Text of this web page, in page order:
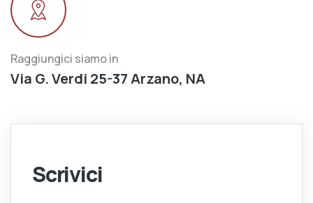
Raggiungici siamo in
Via G. Verdi 25-37 Arzano, NA
Scrivici